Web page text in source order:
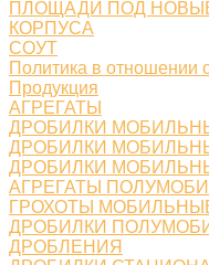
ПЛОЩАДИ ПОД
КОРПУСА
СОУТ
Политика в отношении
Продукция
АГРЕГАТЫ
ДРОБИЛКИ
ДРОБИЛКИ
ДРОБИЛКИ
АГРЕГАТЫ
ГРОХОТЫ
ДРОБИЛКИ
ДРОБЛЕНИЯ